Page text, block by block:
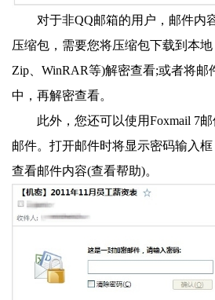
对于非QQ邮箱的用户，邮件内
压缩包，需要您将压缩包下载到本
Zip、WinRAR等)解密查看;或者将邮
中，再解密查看。
此外，您还可以使用Foxmail 7
邮件。打开邮件时将显示密码输入
查看邮件内容(查看帮助)。